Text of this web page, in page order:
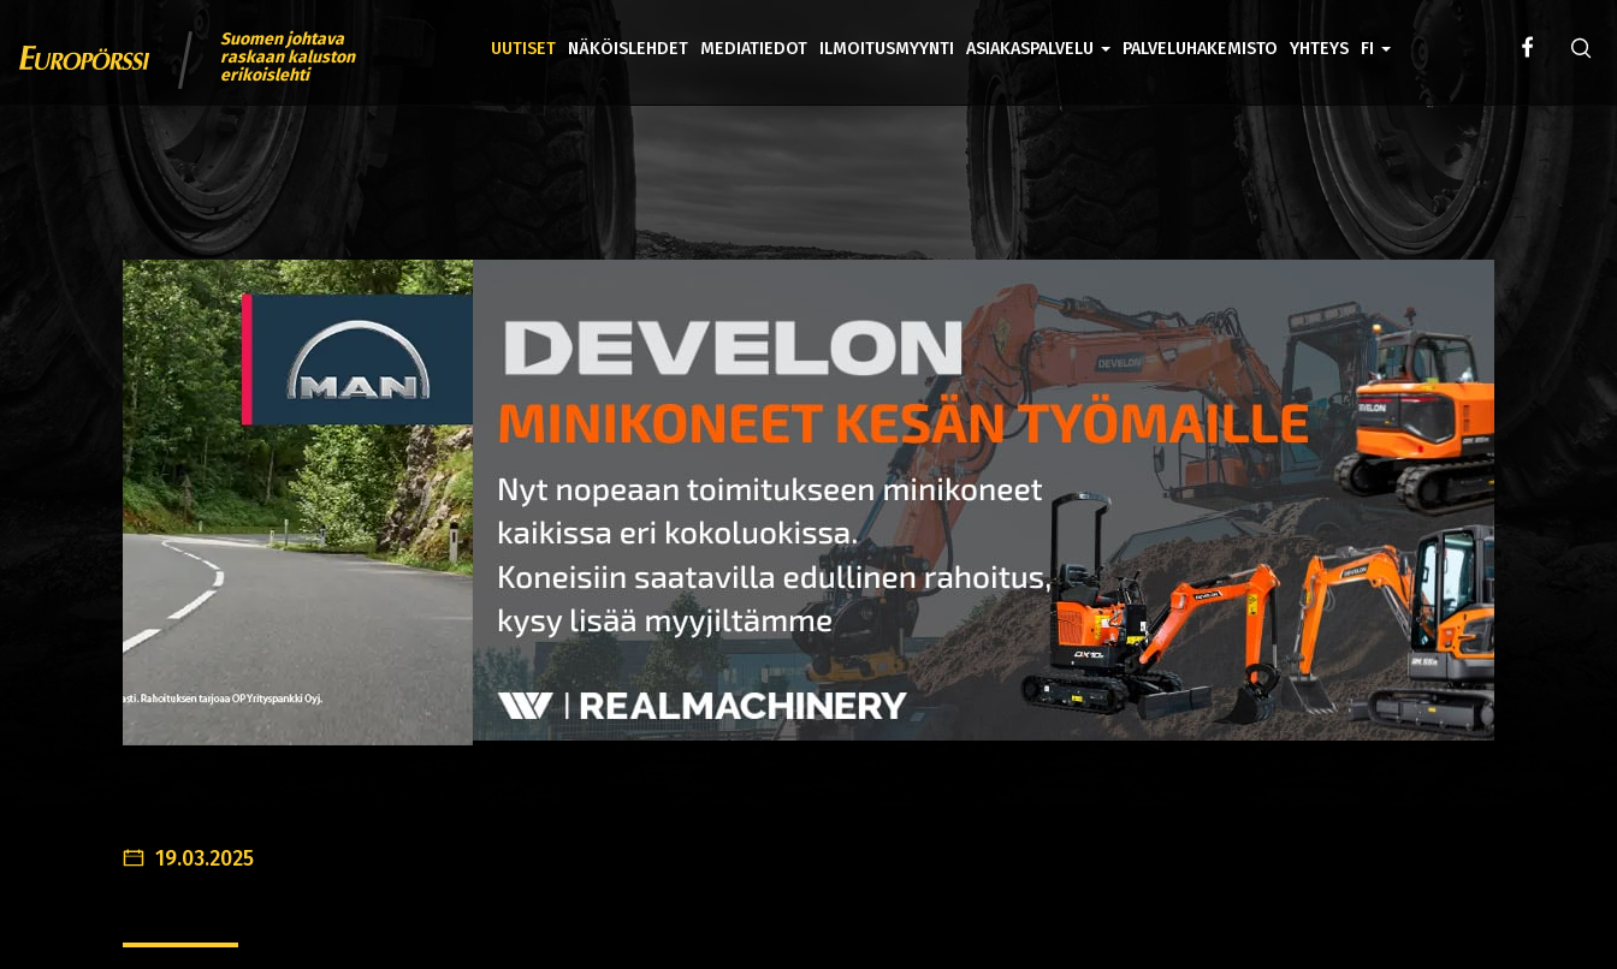
Suomen johtava
raskaan kaluston
erikoislehti
UUTISET NÄKÖISLEHDET MEDIATIEDOT ILMOITUSMYYNTI ASIAKASPALVELU PALVELUHAKEMISTO YHTEYS FI
19.03.2025